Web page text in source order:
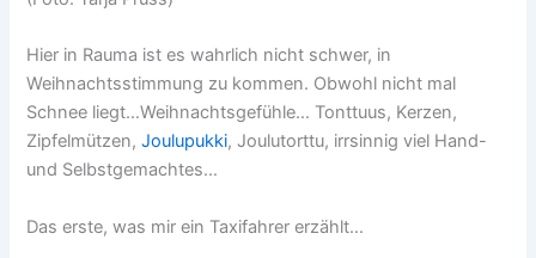
Hier in Rauma ist es wahrlich nicht schwer, in
Weihnachtsstimmung zu kommen. Obwohl nicht mal
Schnee liegt…Weihnachtsgefühle… Tonttuus, Kerzen,
Zipfelmützen,Joulupukki, Joulutorttu, irrsinnig viel Hand-
und Selbstgemachtes…
Das erste, was mir ein Taxifahrer erzählt…